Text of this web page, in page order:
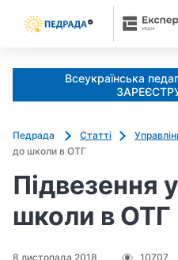
Всеукраїнська
Педрада Статті
до школи в ОТГ
Підвезення
школи в ОТГ
8 листопада 2018 10707